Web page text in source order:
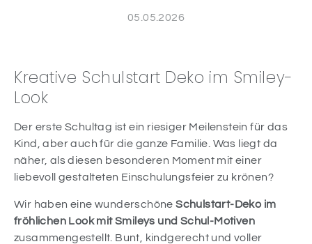
05.05.2026
Kreative Schulstart Deko im Smiley-
Look
Der erste Schultag ist ein riesiger Meilenstein für das
Kind, aber auch für die ganze Familie. Was liegt da
näher, als diesen besonderen Moment mit einer
liebevoll gestalteten Einschulungsfeier zu krönen?
Wir haben eine wunderschöneSchulstart-Deko im
fröhlichen Look mit Smileys und Schul-Motiven
zusammengestellt. Bunt, kindgerecht und voller